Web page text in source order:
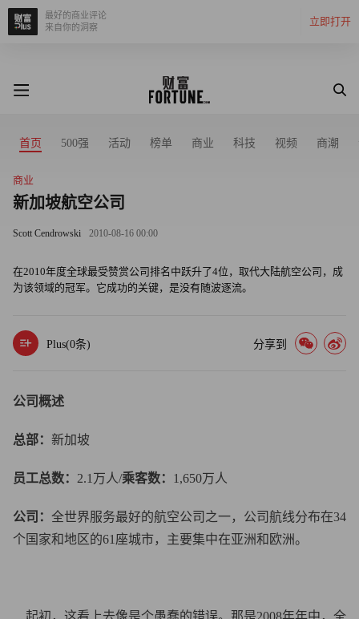
立即打开
最好的商业评论
来自你的洞察
首页 500强 活动 榜单 商业 科技 视频 商潮
商业
新加坡航空公司
Scott Cendrowski 2010-08-16 00:00
在2010年度全球最受赞赏公司排名中跃升了4位，取代大陆航空公司，成
为该领域的冠军。它成功的关键，是没有随波逐流。
Plus(0条) 分享到
公司概述
总部： 新加坡
员工总数： 2.1万人/乘客数： 1,650万人
公司： 全世界服务最好的航空公司之一，公司航线分布在34
个国家和地区的61座城市，主要集中在亚洲和欧洲。
起初，这看上去像是个愚蠢的错误。那是2008年年中，全